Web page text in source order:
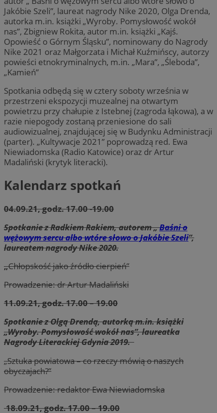
Jakóbie Szeli”, laureat nagrody Nike 2020, Olga Drenda,
autorka m.in. książki „Wyroby. Pomysłowość wokół
nas”, Zbigniew Rokita, autor m.in. książki „Kajś.
Opowieść o Górnym Śląsku”, nominowany do Nagrody
Nike 2021 oraz Małgorzata i Michał Kuźmińscy, autorzy
powieści etnokryminalnych, m.in. „Mara”, „Śleboda”,
„Kamień”
Spotkania odbędą się w cztery soboty września w
przestrzeni ekspozycji muzealnej na otwartym
powietrzu przy chałupie z Istebnej (zagroda łąkowa), a w
razie niepogody zostaną przeniesione do sali
audiowizualnej, znajdującej się w Budynku Administracji
(parter). „Kultywacje 2021” poprowadzą red. Ewa
Niewiadomska (Radio Katowice) oraz dr Artur
Madaliński (krytyk literacki).
Kalendarz spotkań
04.09.21, godz. 17.00 -19.00
Spotkanie z Radkiem Rakiem, autorem „Baśni o
wężowym sercu albo wtóre słowo o Jakóbie Szeli”,
laureatem nagrody Nike 2020.
„Chłopskość jako źródło cierpień”
Prowadzenie: dr Artur Madaliński
11.09.21, godz. 17.00 – 19.00
Spotkanie z Olgą Drendą, autorką m.in. książki
„Wyroby. Pomysłowość wokół nas”, laureatka
Nagrody Literackiej Gdynia 2019.
„Sztuka powiatowa – co rzeczy mówią o naszych
obyczajach?”
Prowadzenie: redaktor Ewa Niewiadomska
18.09.21, godz. 17.00 – 19.00